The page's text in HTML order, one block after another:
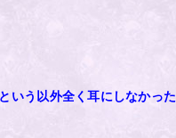
いう以外全く耳にしなかった